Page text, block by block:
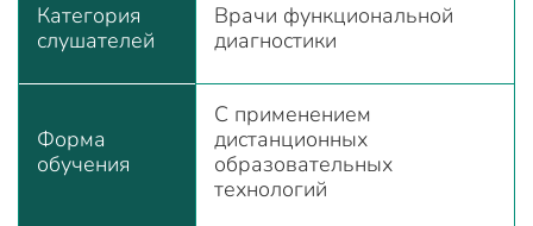
Категория
слушателей
Врачи функциональной
диагностики
Форма
обучения
С применением
дистанционных
образовательных
технологий